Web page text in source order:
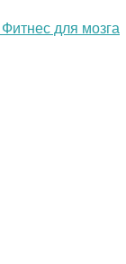
Фитнес для мозга